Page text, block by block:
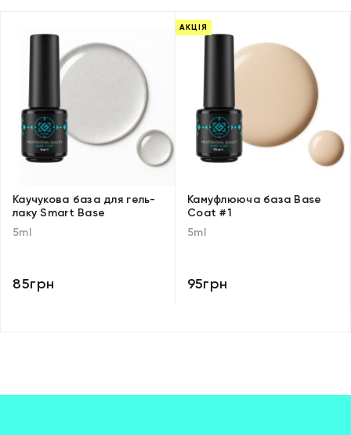
Каучукова база для гель-
лаку Smart Base
5ml
85грн
АКЦІЯ
Камуфлююча база Base
Coat #1
5ml
95грн